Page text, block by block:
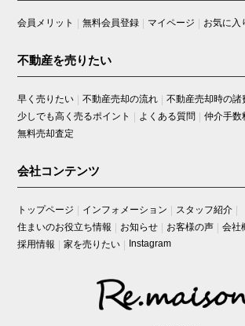
会員メリット 無料会員登録 マイページ お気に入
不動産を売りたい
早く売りたい 不動産売却の流れ
不動産売却時の諸
少しでも高く売るポイント
よくある質問
仲介手数
無料売却査定
会社コンテンツ
トップページ インフォメーション
スタッフ紹介
住まいのお役立ち情報
お知らせ お客様の声 会社
採用情報
家を売りたい Instagram